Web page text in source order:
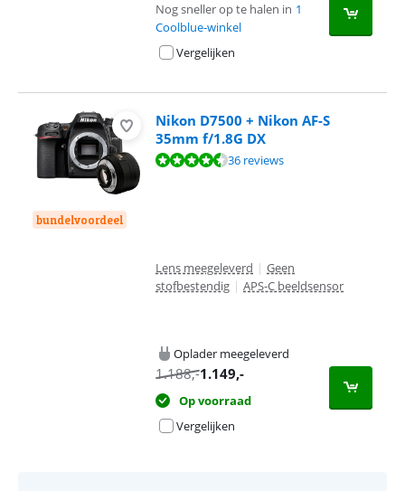
Nog sneller op te halen in 1
Coolblue-winkel
Vergelijken
bundelvoordeel
Nikon D7500 + Nikon AF-S
35mm f/1.8G DX
Beoordeling is 9,3 van de 10, gebaseerd op 36 reviews.
36 reviews
Lens meegeleverd | Geen
stofbestendig | APS-C beeldsensor
Oplader meegeleverd
1.188,-1.149,-
Op voorraad
Vergelijken